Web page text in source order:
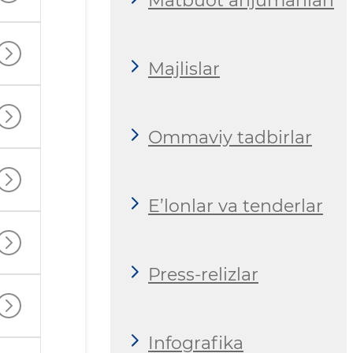
Majlislar
Ommaviy tadbirlar
E’lonlar va tenderlar
Press-relizlar
Infografika